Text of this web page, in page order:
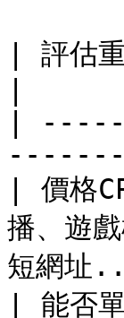
| 評估
|
| 價格
播、遊
短網址
| 能否